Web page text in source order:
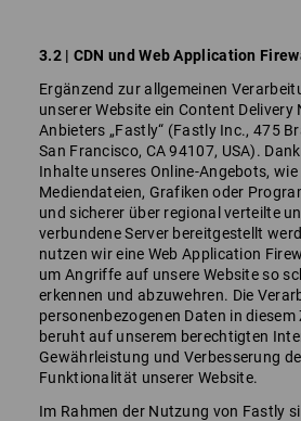
3.2 | CDN und Web Application
Ergänzend zur allgemeinen
unserer Website ein Content Delivery
Anbieters „Fastly“ (Fastly Inc., 475
San Francisco, CA 94107, USA).
Inhalte unseres Online-Angebots,
Mediendateien, Grafiken oder
und sicherer über regional verteilte
verbundene Server bereitgestellt
nutzen wir eine Web Application
um Angriffe auf unsere Website so
erkennen und abzuwehren. Die
personenbezogenen Daten in
beruht auf unserem berechtigten
Gewährleistung und Verbesserung
Funktionalität unserer Website.
Im Rahmen der Nutzung von Fastly